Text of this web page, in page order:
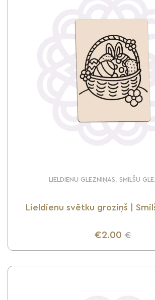
LIELDIENU GLEZNIŅAS, SMILŠU
Lieldienu svētku groziņš |
€2.00 €
UZZINI VAIRĀK